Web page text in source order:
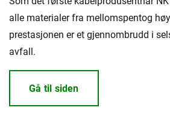
alle materialer fra mellomspentog
prestasjonen er et gjennombrudd i
avfall.
Gå til siden